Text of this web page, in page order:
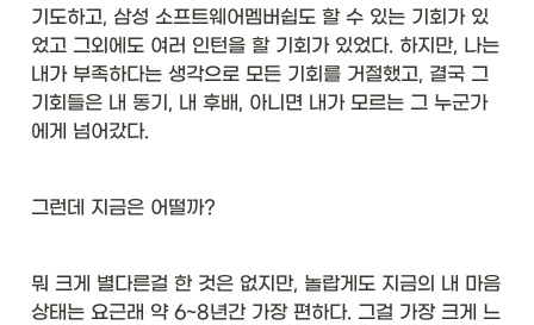
기도하고, 삼성 소프트웨어멤버쉽도 할 수 있는 기회가 있
었고 그외에도 여러 인턴을 할 기회가 있었다. 하지만, 나는
내가 부족하다는 생각으로 모든 기회를 거절했고, 결국 그
기회들은 내 동기, 내 후배, 아니면 내가 모르는 그 누군가
에게 넘어갔다.
그런데 지금은 어떨까?
뭐 크게 별다른걸 한 것은 없지만, 놀랍게도 지금의 내 마음
상태는 요근래 약 6~8년간 가장 편하다. 그걸 가장 크게 느